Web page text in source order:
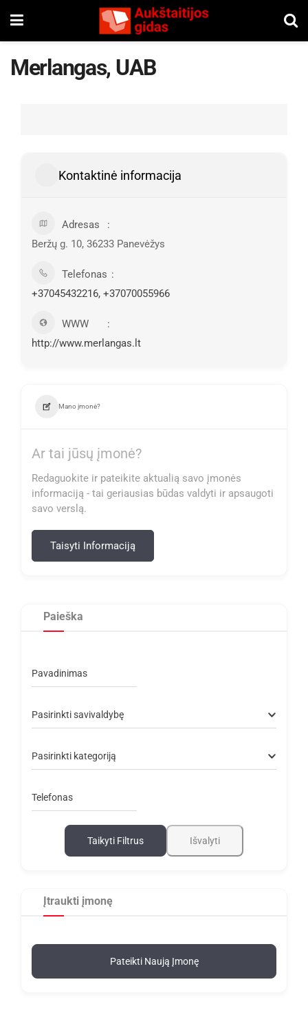
Merlangas, UAB
Kontaktinė informacija
Adresas
Beržų g. 10, 36233 Panevėžys
Telefonas
+37045432216, +37070055966
WWW
http://www.merlangas.lt
Mano įmonė?
Ar tai jūsų įmonė?
Redaguokite ir pateikite aktualią savo įmonės
informaciją - tai geriausias būdas valdyti ir apsaugoti
savo verslą.
Taisyti Informaciją
Paieška
Pavadinimas
Pasirinkti savivaldybę
Pasirinkti kategoriją
Telefonas
Taikyti Filtrus Išvalyti
Įtraukti įmonę
Pateikti Naują Įmonę